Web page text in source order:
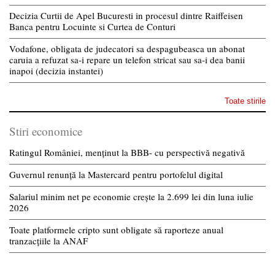
Decizia Curtii de Apel Bucuresti in procesul dintre Raiffeisen
Banca pentru Locuinte si Curtea de Conturi
Vodafone, obligata de judecatori sa despagubeasca un abonat
caruia a refuzat sa-i repare un telefon stricat sau sa-i dea banii
inapoi (decizia instantei)
Toate stirile
Stiri economice
Ratingul României, menținut la BBB- cu perspectivă negativă
Guvernul renunță la Mastercard pentru portofelul digital
Salariul minim net pe economie crește la 2.699 lei din luna iulie
2026
Toate platformele cripto sunt obligate să raporteze anual
tranzacțiile la ANAF